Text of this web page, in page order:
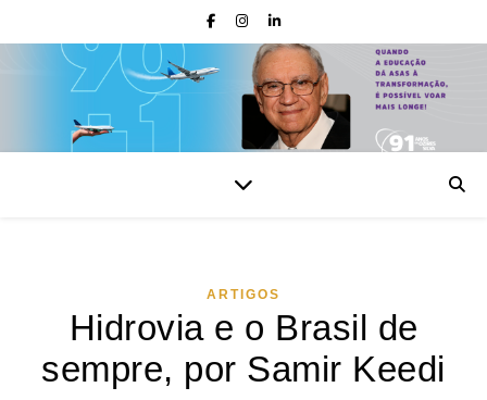
ARTIGOS
Hidrovia e o Brasil de
sempre, por Samir Keedi